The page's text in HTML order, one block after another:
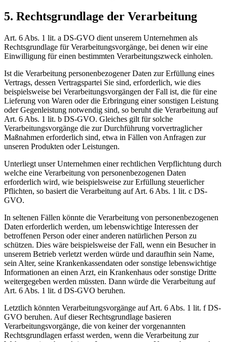
5. Rechtsgrundlage der Verarbeitung
Art. 6 Abs. 1 lit. a DS-GVO dient unserem Unternehmen als
Rechtsgrundlage für Verarbeitungsvorgänge, bei denen wir eine
Einwilligung für einen bestimmten Verarbeitungszweck einholen.
Ist die Verarbeitung personenbezogener Daten zur Erfüllung eines
Vertrags, dessen Vertragspartei Sie sind, erforderlich, wie dies
beispielsweise bei Verarbeitungsvorgängen der Fall ist, die für eine
Lieferung von Waren oder die Erbringung einer sonstigen Leistung
oder Gegenleistung notwendig sind, so beruht die Verarbeitung auf
Art. 6 Abs. 1 lit. b DS-GVO. Gleiches gilt für solche
Verarbeitungsvorgänge die zur Durchführung vorvertraglicher
Maßnahmen erforderlich sind, etwa in Fällen von Anfragen zur
unseren Produkten oder Leistungen.
Unterliegt unser Unternehmen einer rechtlichen Verpflichtung durch
welche eine Verarbeitung von personenbezogenen Daten
erforderlich wird, wie beispielsweise zur Erfüllung steuerlicher
Pflichten, so basiert die Verarbeitung auf Art. 6 Abs. 1 lit. c DS-
GVO.
In seltenen Fällen könnte die Verarbeitung von personenbezogenen
Daten erforderlich werden, um lebenswichtige Interessen der
betroffenen Person oder einer anderen natürlichen Person zu
schützen. Dies wäre beispielsweise der Fall, wenn ein Besucher in
unserem Betrieb verletzt werden würde und daraufhin sein Name,
sein Alter, seine Krankenkassendaten oder sonstige lebenswichtige
Informationen an einen Arzt, ein Krankenhaus oder sonstige Dritte
weitergegeben werden müssten. Dann würde die Verarbeitung auf
Art. 6 Abs. 1 lit. d DS-GVO beruhen.
Letztlich könnten Verarbeitungsvorgänge auf Art. 6 Abs. 1 lit. f DS-
GVO beruhen. Auf dieser Rechtsgrundlage basieren
Verarbeitungsvorgänge, die von keiner der vorgenannten
Rechtsgrundlagen erfasst werden, wenn die Verarbeitung zur